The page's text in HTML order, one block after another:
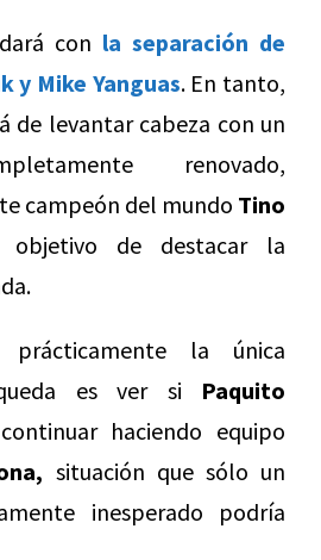
con la separación de
y Mike Yanguas. En tanto,
de levantar cabeza con un
renovado,
campeón del mundo Tino
de destacar la
la única
es ver si Paquito
haciendo equipo
situación que sólo un
inesperado podría